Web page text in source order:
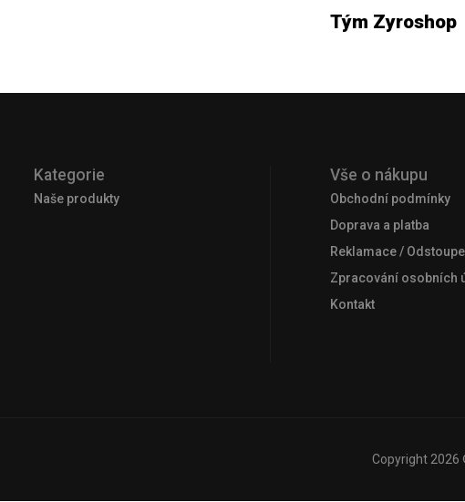
Tým Zyroshop
Kategorie
Naše produkty
Vše o nákupu
Obchodní podmínky
Doprava a platba
Reklamace /
Zpracování osobních
Kontakt
Copyright 2026